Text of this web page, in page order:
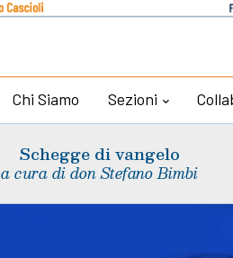
Chi Siamo Sezioni
Schegge di vangelo
a cura di don Stefano Bimbi